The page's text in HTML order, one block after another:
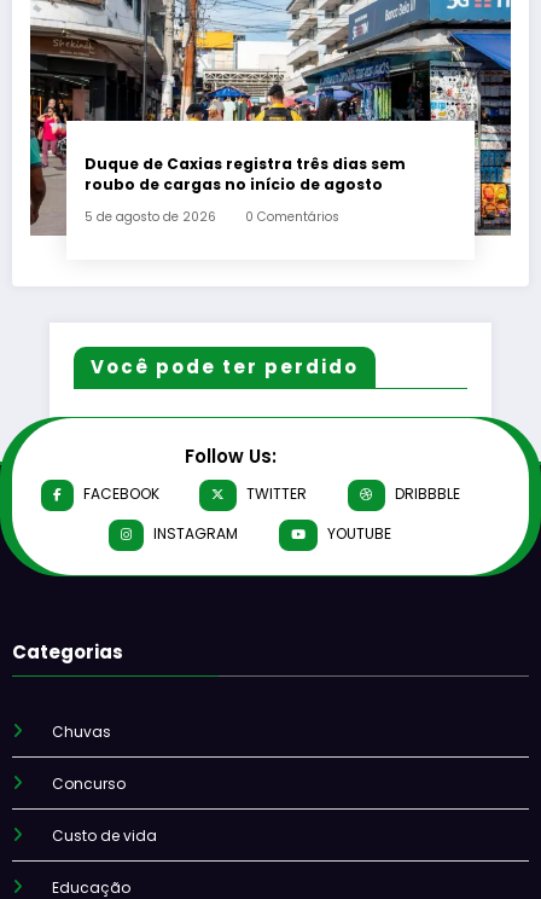
Duque de Caxias registra três dias sem
roubo de cargas no início de agosto
5 de agosto de 2026 0 Comentários
Você pode ter perdido
Follow Us:
FACEBOOK TWITTER
DRIBBBLE
INSTAGRAM
YOUTUBE
Categorias
Chuvas
Concurso
Custo de vida
Educação